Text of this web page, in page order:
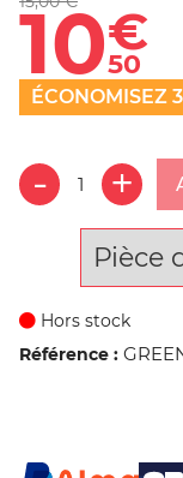
10€
50
ÉCONOMISEZ
Pièce
Hors stock
Référence :